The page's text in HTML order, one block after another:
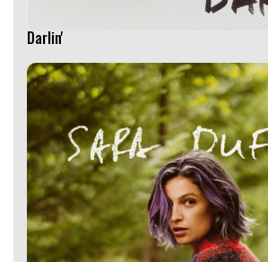
Darlin'